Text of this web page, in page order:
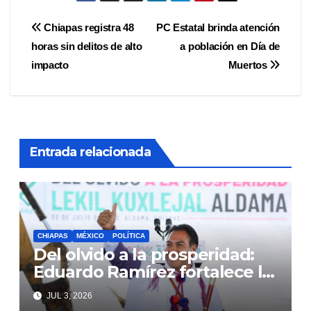
Navegación
de
PC Estatal brinda atención
a población en Día de
Muertos
Chiapas registra 48
horas sin delitos de alto
impacto
Entrada relacionada
CHIAPAS MÉXICO POLÍTICA
Del olvido a la prosperidad:
Eduardo Ramírez fortalece la
transformación de Aldama
con inversión histórica
JUL 3, 2026